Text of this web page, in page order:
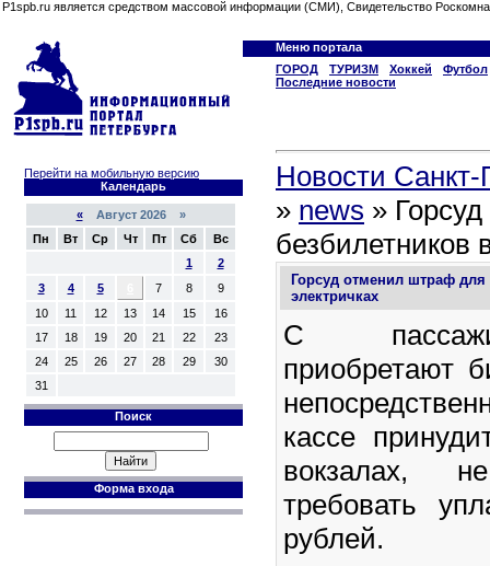
P1spb.ru является средством массовой информации (СМИ), Свидетельство
Меню портала
ГОРОД
ТУРИЗМ Хоккей
Футбол
Последние новости
Перейти на мобильную версию
Календарь
«Август 2026 »
Пн
Вт Ср Чт Пт Сб
Вс
1
2
3
4 5 7 8
9
10
11 12 13 14 15
16
17
18 19 20 21 22
23
24
25 26 27 28 29
30
31
Поиск
Форма входа
Новости Санкт-
» news »
безбилетников
Горсуд отменил штраф для
электричках
С
приобретают
кассе
вокзалах,
требовать
рублей.